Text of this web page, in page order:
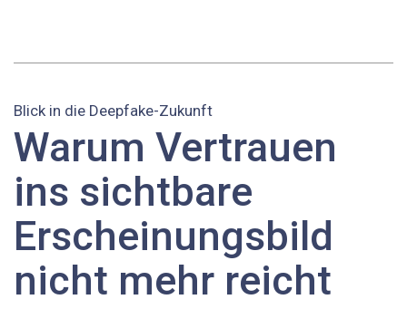
Blick in die Deepfake-Zukunft
Warum Vertrauen
ins sichtbare
Erscheinungsbild
nicht mehr reicht